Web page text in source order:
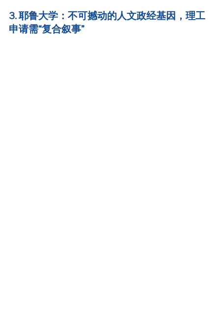
3. 耶鲁大学：不可撼动的人文政经基因，理工
申请需“复合叙事”